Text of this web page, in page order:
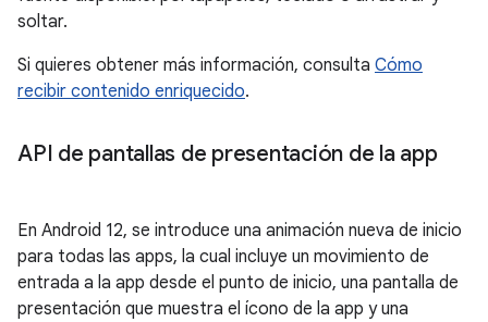
soltar.
Si quieres obtener más información, consulta Cómo
recibir contenido enriquecido.
API de pantallas de presentación de la app
En Android 12, se introduce una animación nueva de inicio
para todas las apps, la cual incluye un movimiento de
entrada a la app desde el punto de inicio, una pantalla de
presentación que muestra el ícono de la app y una